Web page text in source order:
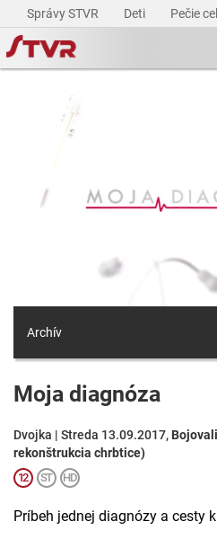
Správy STVR Deti Pečie
Archív
Moja diagnóza
Dvojka | Streda 13.09.2017,
rekonštrukcia chrbtice)
Príbeh jednej diagnózy a cesty